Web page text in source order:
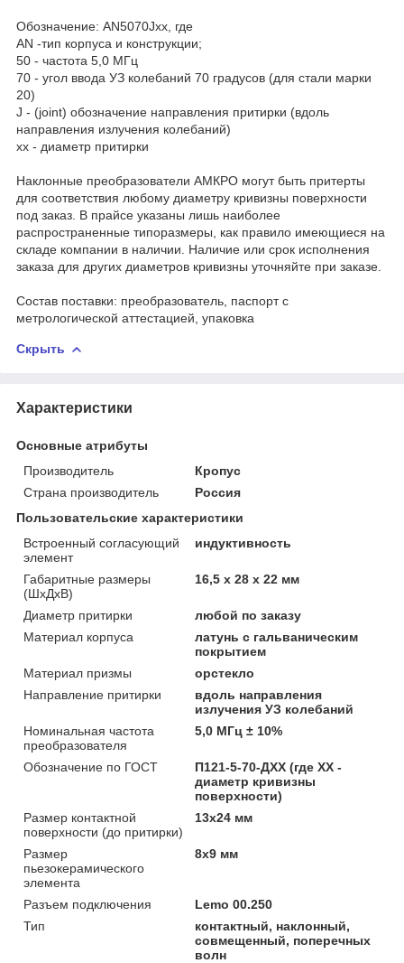
Обозначение: AN5070Jxx, где
AN -тип корпуса и конструкции;
50 - частота 5,0 МГц
70 - угол ввода УЗ колебаний 70 градусов (для стали марки
20)
J - (joint) обозначение направления притирки (вдоль
направления излучения колебаний)
xx - диаметр притирки
Наклонные преобразователи АМКРО могут быть притерты
для соответствия любому диаметру кривизны поверхности
под заказ. В прайсе указаны лишь наиболее
распространенные типоразмеры, как правило имеющиеся на
складе компании в наличии. Наличие или срок исполнения
заказа для других диаметров кривизны уточняйте при заказе.
Состав поставки: преобразователь, паспорт с
метрологической аттестацией, упаковка
Скрыть
Характеристики
Основные атрибуты
Производитель
Кропус
Страна производитель
Россия
Пользовательские характеристики
Встроенный согласующий
элемент
индуктивность
Габаритные размеры
(ШхДхВ)
16,5 х 28 х 22 мм
Диаметр притирки
любой по заказу
Материал корпуса
латунь с гальваническим
покрытием
Материал призмы
орстекло
Направление притирки
вдоль направления
излучения УЗ колебаний
Номинальная частота
преобразователя
5,0 МГц ± 10%
Обозначение по ГОСТ
П121-5-70-ДХХ (где XX -
диаметр кривизны
поверхности)
Размер контактной
поверхности (до притирки)
13х24 мм
Размер
пьезокерамического
элемента
8х9 мм
Разъем подключения
Lemo 00.250
Тип
контактный, наклонный,
совмещенный, поперечных
волн